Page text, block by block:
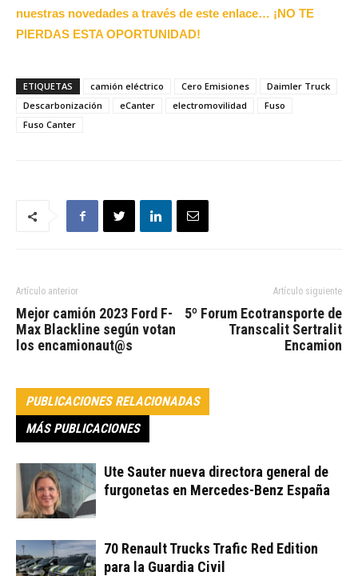
nuestras novedades a través de este enlace… ¡NO TE
PIERDAS ESTA OPORTUNIDAD!
ETIQUETAS camión eléctrico Cero Emisiones
Daimler Truck
Descarbonización
eCanter electromovilidad
Fuso
Fuso Canter
Artículo anterior
Mejor camión 2023 Ford F-
Max Blackline según votan
los encamionaut@s
Artículo siguiente
5º Forum Ecotransporte de
Transcalit Sertralit
Encamion
PUBLICACIONES RELACIONADAS
MÁS PUBLICACIONES
Ute Sauter nueva directora general de
furgonetas en Mercedes-Benz España
70 Renault Trucks Trafic Red Edition
para la Guardia Civil